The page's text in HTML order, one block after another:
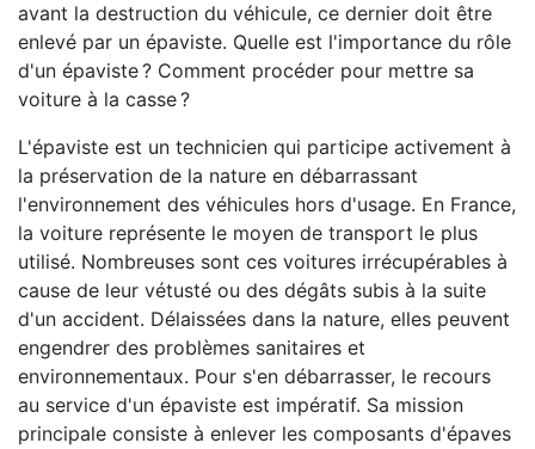
avant la destruction du véhicule, ce dernier doit être
enlevé par un épaviste. Quelle est l'importance du rôle
d'un épaviste ? Comment procéder pour mettre sa
voiture à la casse ?
L'épaviste est un technicien qui participe activement à
la préservation de la nature en débarrassant
l'environnement des véhicules hors d'usage. En France,
la voiture représente le moyen de transport le plus
utilisé. Nombreuses sont ces voitures irrécupérables à
cause de leur vétusté ou des dégâts subis à la suite
d'un accident. Délaissées dans la nature, elles peuvent
engendrer des problèmes sanitaires et
environnementaux. Pour s'en débarrasser, le recours
au service d'un épaviste est impératif. Sa mission
principale consiste à enlever les composants d'épaves